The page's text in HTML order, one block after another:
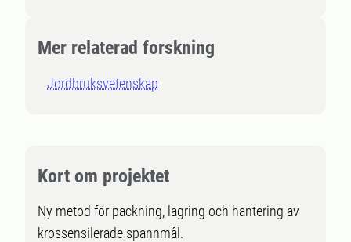
Mer relaterad forskning
Jordbruksvetenskap
Kort om projektet
Ny metod för packning, lagring och hantering av
krossensilerade spannmål.